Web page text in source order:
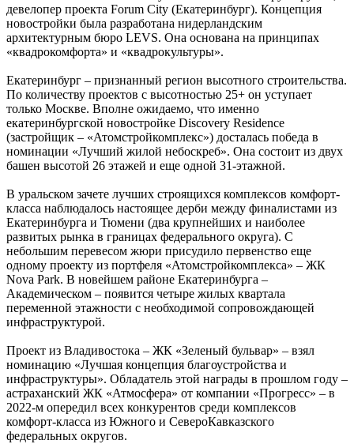
девелопер проекта Forum City (Екатеринбург). Концепция
новостройки была разработана нидерландским
архитектурным бюро LEVS. Она основана на принципах
«квадрокомфорта» и «квадрокультуры».
Екатеринбург – признанный регион высотного строительства.
По количеству проектов с высотностью 25+ он уступает
только Москве. Вполне ожидаемо, что именно
екатеринбургской новостройке Discovery Residence
(застройщик – «Атомстройкомплекс») досталась победа в
номинации «Лучший жилой небоскреб». Она состоит из двух
башен высотой 26 этажей и еще одной 31-этажной.
В уральском зачете лучших строящихся комплексов комфорт-
класса наблюдалось настоящее дерби между финалистами из
Екатеринбурга и Тюмени (два крупнейших и наиболее
развитых рынка в границах федерального округа). С
небольшим перевесом жюри присудило первенство еще
одному проекту из портфеля «Атомстройкомплекса» – ЖК
Nova Park. В новейшем районе Екатеринбурга –
Академическом – появится четыре жилых квартала
переменной этажности с необходимой сопровождающей
инфраструктурой.
Проект из Владивостока – ЖК «Зеленый бульвар» – взял
номинацию «Лучшая концепция благоустройства и
инфраструктуры». Обладатель этой награды в прошлом году –
астраханский ЖК «Атмосфера» от компании «Прогресс» – в
2022-м опередил всех конкурентов среди комплексов
комфорт-класса из Южного и СевероКавказского
федеральных округов.